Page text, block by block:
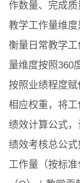
作数量、完成质
教学工作量维
衡量日常教学
量维度按照360
按照业绩程度
相应权重，将
绩效计算公式，
绩效考核总公
工作量（按标